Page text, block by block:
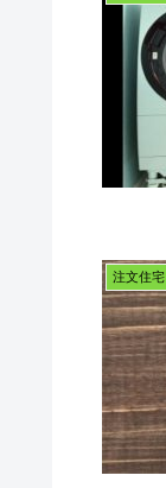
注文住宅